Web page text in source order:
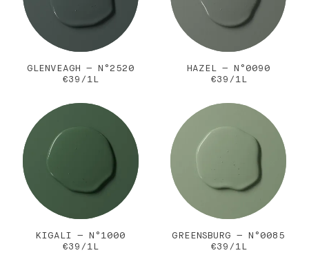
GLENVEAGH — N°2520
€39/1L
HAZEL — N°0090
€39/1L
KIGALI — N°1000
€39/1L
GREENSBURG — N°0085
€39/1L